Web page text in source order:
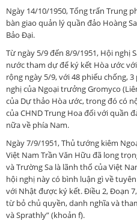
Ngày 14/10/1950, Tổng trấn Trung
bàn giao quản lý quần đảo Hoàng
Bảo Đại.
Từ ngày 5/9 đến 8/9/1951, Hội nghị
nước tham dự để ký kết Hòa ước
rộng ngày 5/9, với 48 phiếu chống,
nghị của Ngoại trưởng Gromyco
của Dự thảo Hòa ước, trong đó có
của CHND Trung Hoa đối với quần
nữa về phía Nam.
Ngày 7/9/1951, Thủ tướng kiêm
Việt Nam Trần Văn Hữu đã long
và Trường Sa là lãnh thổ của Việt
hội nghị này có bình luận gì về
với Nhật được ký kết. Điều 2, Đoạn
từ bỏ chủ quyền, danh nghĩa và
và Sprathly” (khoản f).